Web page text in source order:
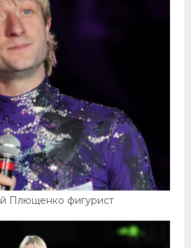
Плющенко фигурист